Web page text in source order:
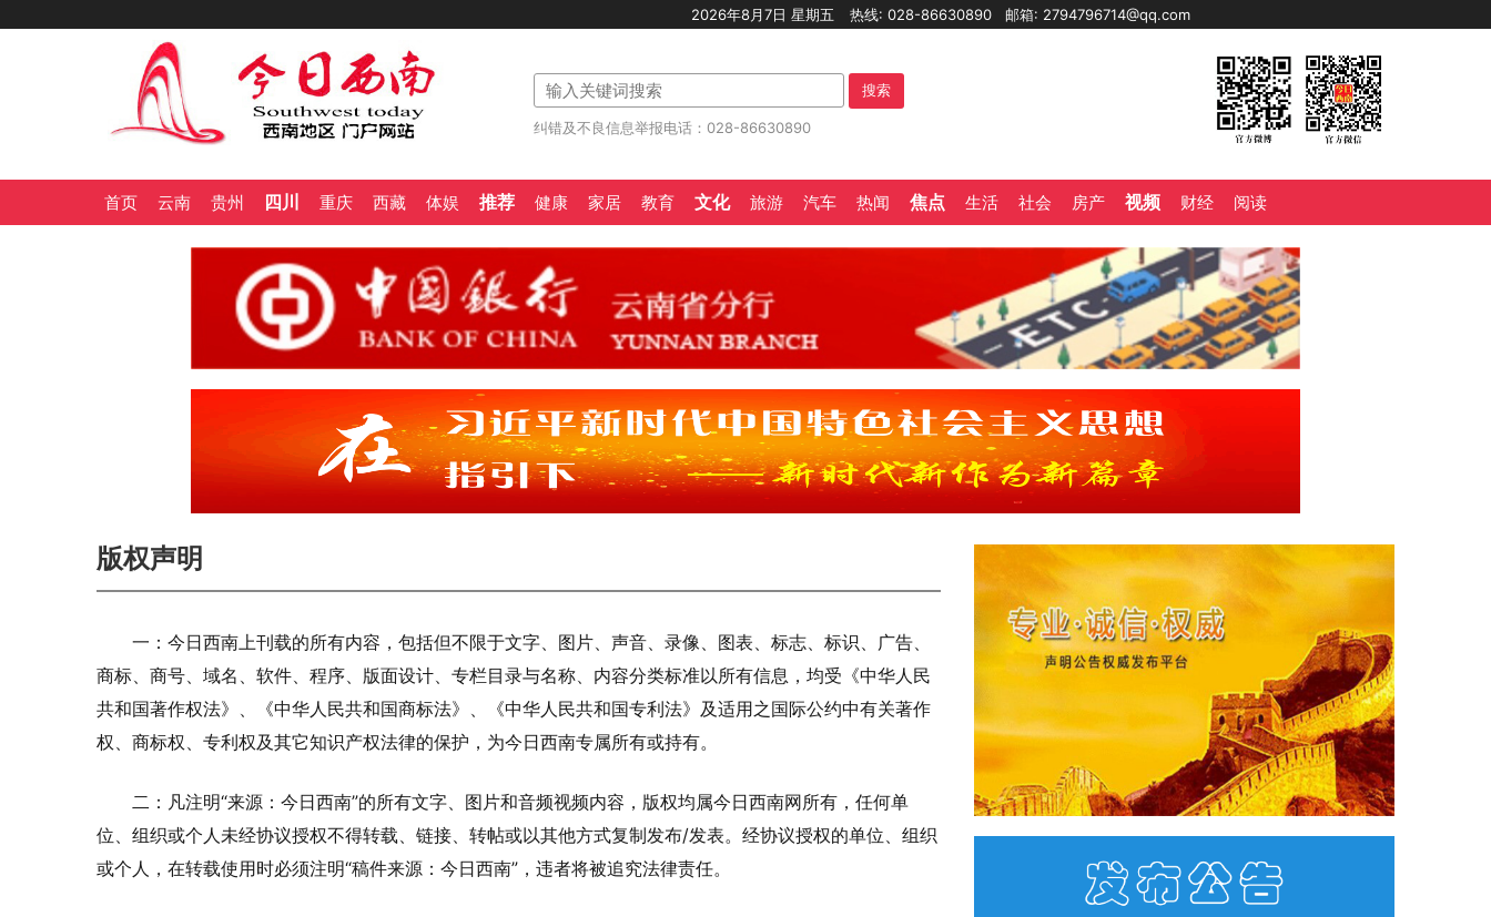
2026年8月7日 星期五 热线: 028-86630890 邮箱: 2794796714@qq.com
搜索
纠错及不良信息举报电话：028-86630890
首页 云南 贵州 四川 重庆 西藏 体娱 推荐 健康 家居 教育 文化 旅游 汽车 热闻 焦点 生活 社会 房产 视频 财经 阅读
版权声明
一：今日西南上刊载的所有内容，包括但不限于文字、图片、声音、录像、图表、标志、标识、广告、
商标、商号、域名、软件、程序、版面设计、专栏目录与名称、内容分类标准以所有信息，均受《中华人民
共和国著作权法》、《中华人民共和国商标法》、《中华人民共和国专利法》及适用之国际公约中有关著作
权、商标权、专利权及其它知识产权法律的保护，为今日西南专属所有或持有。
二：凡注明“来源：今日西南”的所有文字、图片和音频视频内容，版权均属今日西南网所有，任何单
位、组织或个人未经协议授权不得转载、链接、转帖或以其他方式复制发布/发表。经协议授权的单位、组织
或个人，在转载使用时必须注明“稿件来源：今日西南”，违者将被追究法律责任。